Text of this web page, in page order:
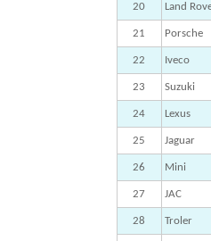
20 Land
21 Porsche
22 Iveco
23 Suzuki
24 Lexus
25 Jaguar
26 Mini
27 JAC
28 Troler